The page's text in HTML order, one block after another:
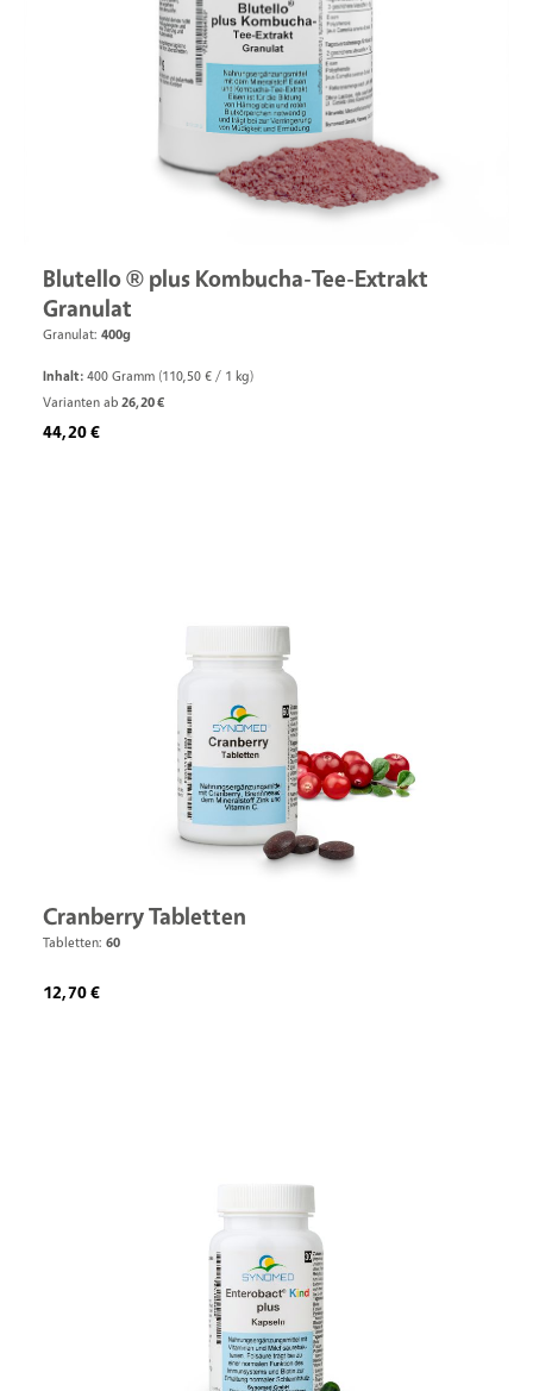
Blutello ® plus Kombucha-Tee-Extrakt
Granulat
Granulat: 400g
Inhalt: 400 Gramm (110,50 € / 1 kg)
Varianten ab 26,20 €
Regulärer Preis:
44,20 €
Cranberry Tabletten
Tabletten: 60
Regulärer Preis:
12,70 €